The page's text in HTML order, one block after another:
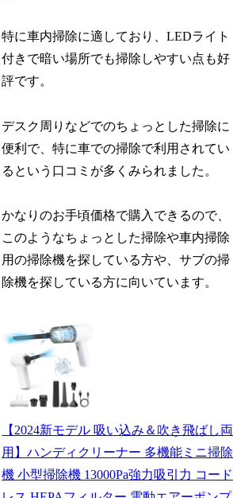
特に車内掃除に適しており、LEDライト
付きで暗い場所でも掃除しやすい点も好
評です。
デスク周りなどでのちょっとした掃除に
便利で、特に車での掃除で利用されてい
るという口コミが多くみられました。
かなりのお手頃価格で購入できるので、
このようなちょっとした掃除や車内掃除
用の掃除機を探している方や、サブの掃
除機を探している方に向いています。
【2024新モデル 吸い込み＆吹き飛ばし両
用】ハンディクリーナー 多機能ミニ掃除
機 小型掃除機 13000Pa強力吸引力 コード